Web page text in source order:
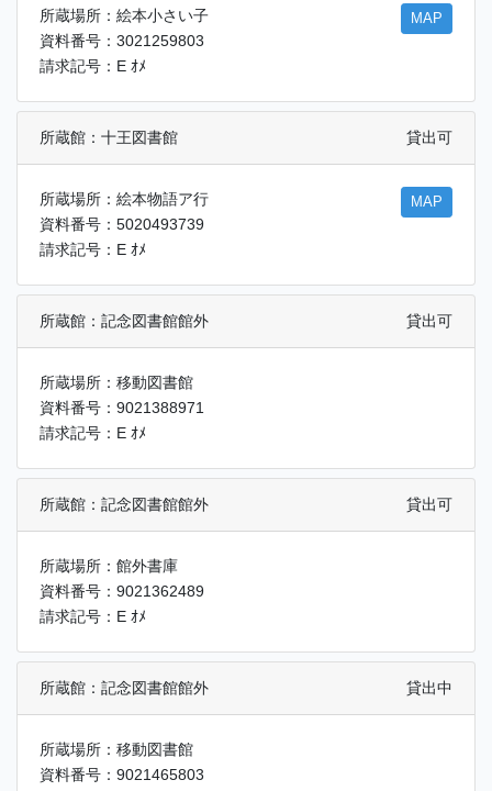
所蔵場所：絵本小さい子
資料番号：3021259803
請求記号：E ｵﾒ
MAP
所蔵館：十王図書館 貸出可
所蔵場所：絵本物語ア行
資料番号：5020493739
請求記号：E ｵﾒ
MAP
所蔵館：記念図書館館外 貸出可
所蔵場所：移動図書館
資料番号：9021388971
請求記号：E ｵﾒ
所蔵館：記念図書館館外 貸出可
所蔵場所：館外書庫
資料番号：9021362489
請求記号：E ｵﾒ
所蔵館：記念図書館館外 貸出中
所蔵場所：移動図書館
資料番号：9021465803